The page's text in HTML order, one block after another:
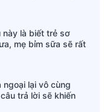
này là biết trẻ sơ
mẹ bỉm sữa sẽ rất
ngoại lại vô cùng
trả lời sẽ khiến